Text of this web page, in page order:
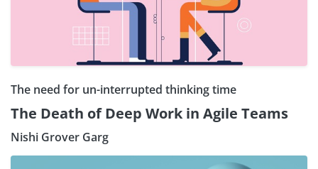
The need for un-interrupted thinking time
The Death of Deep Work in Agile Teams
Nishi Grover Garg